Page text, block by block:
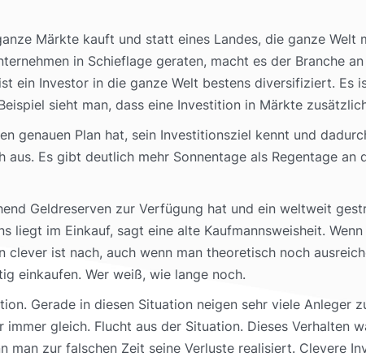
Märkte kauft und statt eines Landes, die ganze
in Schieflage geraten, macht es der Branche
ein Investor in die ganze Welt bestens diversifiziert. Es
sieht man, dass eine Investition in Märkte
genauen Plan hat, sein Investitionsziel kennt und
Es gibt deutlich mehr Sonnentage als Regentage an
Geldreserven zur Verfügung hat und ein weltweit
liegt im Einkauf, sagt eine alte Kaufmannsweisheit.
ist nach, auch wenn man theoretisch noch
einkaufen. Wer weiß, wie lange noch.
Gerade in diesen Situation neigen sehr viele Anleger
gleich. Flucht aus der Situation. Dieses Verhalten
man zur falschen Zeit seine Verluste realisiert. Clevere